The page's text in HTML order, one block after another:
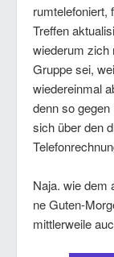
rumtelefoniert,
Treffen
wiederum zich
Gruppe sei,
wiedereinmal
denn so
sich über den
Naja. wie dem
ne Guten-
mittlerweile